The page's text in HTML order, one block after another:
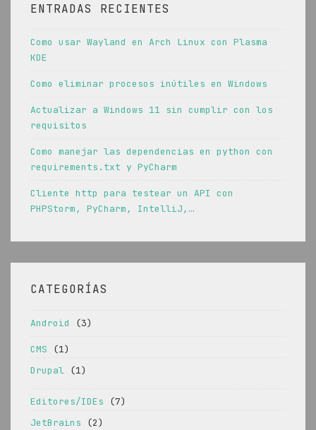
ENTRADAS RECIENTES
Como usar Wayland en Arch Linux con Plasma
KDE
Como eliminar procesos inútiles en Windows
Actualizar a Windows 11 sin cumplir con los
requisitos
Como manejar las dependencias en python con
requirements.txt y PyCharm
Cliente http para testear un API con
PHPStorm, PyCharm, IntelliJ,…
CATEGORÍAS
Android (3)
CMS (1)
Drupal (1)
Editores/IDEs (7)
JetBrains (2)